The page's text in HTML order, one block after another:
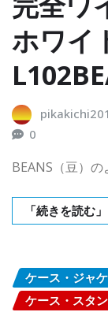
ホワイ
0
BEANS（豆）
「続きを読む」
ケース・ジャ
ケース・スタ